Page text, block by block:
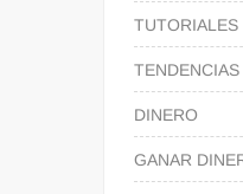
TUTORIALES
TENDENCIAS
DINERO
GANAR